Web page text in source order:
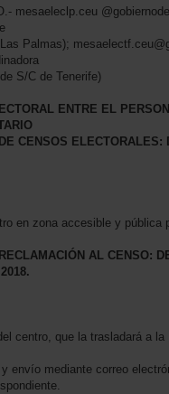
mesaeleclp.ceu
Palmas);
S/C de Tenerife)
ENTRE EL
CENSOS ELECTORALES:
en zona accesible y pública
AL CENSO:
centro, que la trasladará a
envío mediante correo